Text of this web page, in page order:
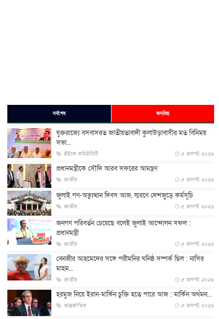
সর্বশেষ জনপ্রিয়
যুক্তরাজ্যে বসবাসরত জাতীয়তাবাদী কুলাউড়াবাসীর মত বিনিময়
সভা...
ইউকে কমিউনিটি ৫ আগস্ট, ২০২৬
প্রধানমন্ত্রীকে সৌদি আরব সফরের আমন্ত্রণ
জাতীয় ৫ আগস্ট, ২০২৬
জুলাই গণ-অভ্যুত্থান দিবস আজ, স্মরণে দেশজুড়ে কর্মসূচি
জাতীয় ৫ আগস্ট, ২০২৬
জনগণ পরিবর্তন চেয়েছে বলেই জুলাই আন্দোলন সফল :
প্রধানমন্ত্রী
জাতীয় ৫ আগস্ট, ২০২৬
বেনজীর আহমেদের সঙ্গে পরীমনির ঘনিষ্ঠ সম্পর্ক ছিল : নাসির
মাহম...
জাতীয় ৫ আগস্ট, ২০২৬
হরমুজ নিয়ে ইরান-মার্কিন চুক্তি হতে পারে আজ : মার্কিন অর্থমন...
আন্তর্জাতিক ৫ আগস্ট, ২০২৬